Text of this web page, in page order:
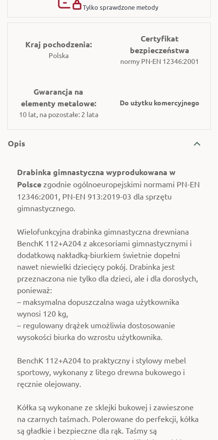
Tylko sprawdzone metody
Kraj pochodzenia:
Polska
Certyfikat
bezpieczeństwa
normy PN-EN 12346:2001
Gwarancja na
elementy metalowe:
10 lat, na pozostałe: 2 lata
Do użytku komercyjnego
Opis
Drabinka gimnastyczna wyprodukowana w
Polsce zgodnie ogólnoeuropejskimi normami PN-EN
12346:2001, PN-EN 913:2019-03 dla sprzętu
gimnastycznego.
Wielofunkcyjna drabinka gimnastyczna drewniana
BenchK 112+A204 z akcesoriami gimnastycznymi i
dodatkową nakładką-biurkiem świetnie dopełni
nawet niewielki dziecięcy pokój. Drabinka jest
przeznaczona nie tylko dla dzieci, ale i dla dorosłych,
ponieważ:
– maksymalna dopuszczalna waga użytkownika
wynosi 120 kg,
– regulowany drążek umożliwia dostosowanie
wysokości biurka do wzrostu użytkownika.
BenchK 112+A204 to praktyczny i stylowy mebel
sportowy, wykonany z litego drewna bukowego i
ręcznie olejowany.
Kółka są wykonane ze sklejki bukowej i zawieszone
na czarnych taśmach. Polerowane do perfekcji, kółka
są gładkie i bezpieczne dla rąk. Taśmy są